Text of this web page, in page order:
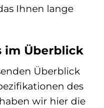
Ihnen lange
im Überblick
Überblick
des
wir hier die